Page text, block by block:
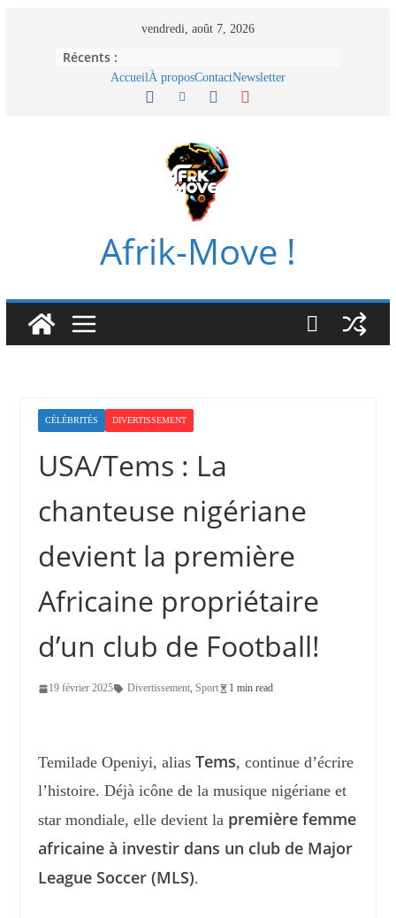
vendredi, août 7, 2026
Récents :
AccueilÀ proposContactNewsletter
Afrik-Move !
CÉLÉBRITÉS DIVERTISSEMENT
USA/Tems : La
chanteuse nigériane
devient la première
Africaine propriétaire
d’un club de Football!
19 février 2025 Divertissement, Sport 1 min read
Temilade Openiyi, alias Tems, continue d’écrire
l’histoire. Déjà icône de la musique nigériane et
star mondiale, elle devient la première femme
africaine à investir dans un club de Major
League Soccer (MLS).